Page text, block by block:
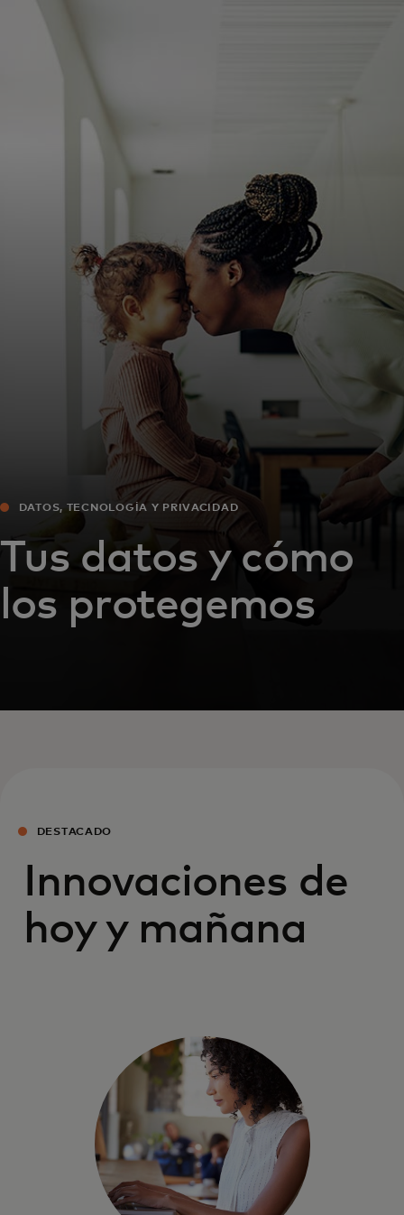
Para innovadores
Noticias y tendencias
DATOS, TECNOLOGÍA Y PRIVACIDAD
Tus datos y cómo
los protegemos
DESTACADO
Innovaciones de
hoy y mañana